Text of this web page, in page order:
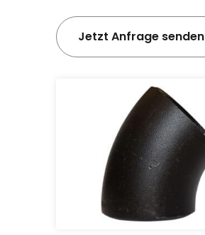
Jetzt Anfrage senden